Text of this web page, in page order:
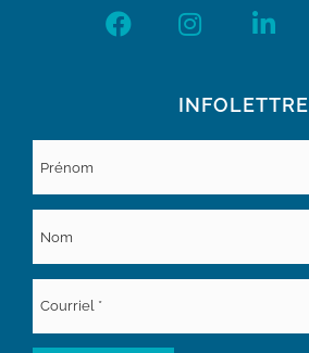
INFOLETTRE